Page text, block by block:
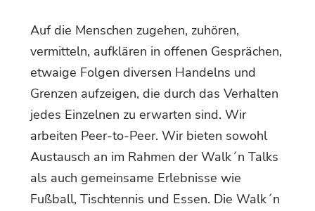
Auf die Menschen zugehen, zuhören,
vermitteln, aufklären in offenen Gesprächen,
etwaige Folgen diversen Handelns und
Grenzen aufzeigen, die durch das Verhalten
jedes Einzelnen zu erwarten sind. Wir
arbeiten Peer-to-Peer. Wir bieten sowohl
Austausch an im Rahmen der Walk´n Talks
als auch gemeinsame Erlebnisse wie
Fußball, Tischtennis und Essen. Die Walk´n